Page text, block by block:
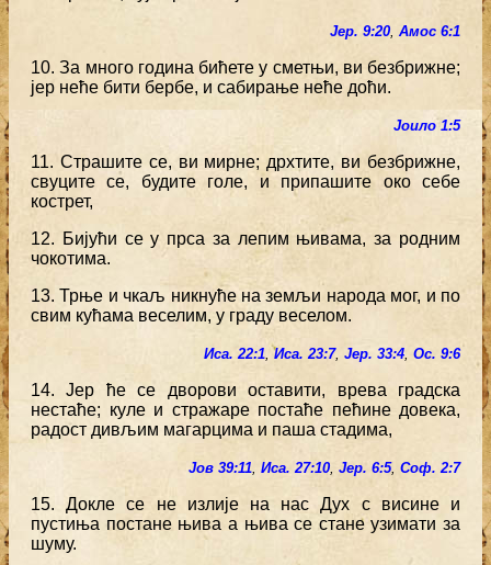
Јер. 9:20, Амос 6:1
10. За много година бићете у сметњи, ви безбрижне;
јер неће бити бербе, и сабирање неће доћи.
Јоило 1:5
11. Страшите се, ви мирне; дрхтите, ви безбрижне,
свуците се, будите голе, и припашите око себе
кострет,
12. Бијући се у прса за лепим њивама, за родним
чокотима.
13. Трње и чкаљ никнуће на земљи народа мог, и по
свим кућама веселим, у граду веселом.
Иса. 22:1,Иса. 23:7, Јер. 33:4, Ос. 9:6
14. Јер ће се дворови оставити, врева градска
нестаће; куле и стражаре постаће пећине довека,
радост дивљим магарцима и паша стадима,
Јов 39:11, Иса. 27:10, Јер. 6:5, Соф. 2:7
15. Докле се не излије на нас Дух с висине и
пустиња постане њива а њива се стане узимати за
шуму.